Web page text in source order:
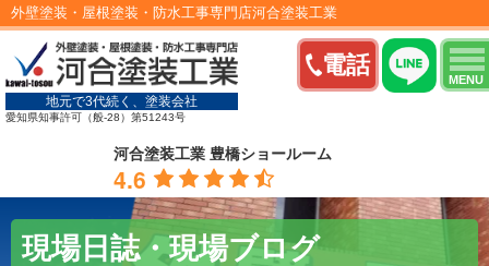
電話
MENU
外壁塗装・屋根塗装・防水工事専門店河合塗装工業
地元で3代続く、塗装会社
愛知県知事許可（般-28）第51243号
河合塗装工業 豊橋ショールーム
4.6
現場日誌・現場ブログ